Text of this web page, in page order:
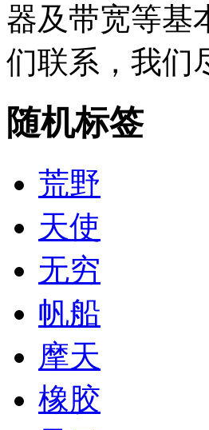
器及带宽等基
们联系，我们
随机标签
荒野
天使
无穷
帆船
摩天
橡胶